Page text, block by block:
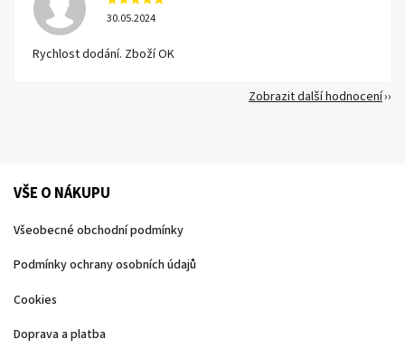
30.05.2024
Rychlost dodání. Zboží OK
Zobrazit další hodnocení
VŠE O NÁKUPU
Všeobecné obchodní podmínky
Podmínky ochrany osobních údajů
Cookies
Doprava a platba